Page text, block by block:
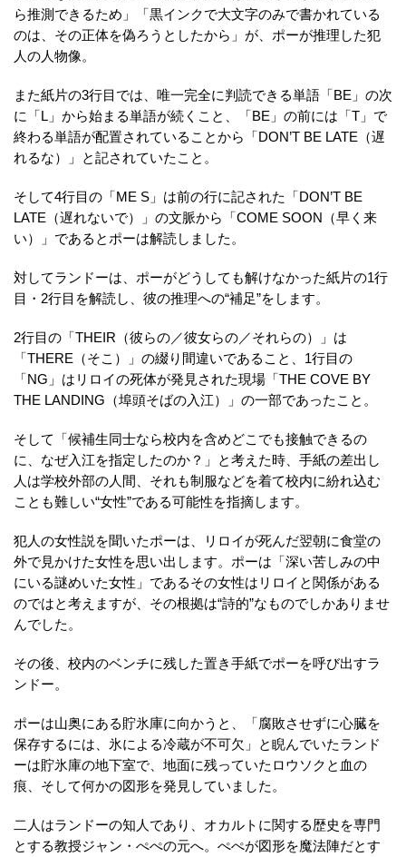
ら推測できるため」「黒インクで大文字のみで書かれている
のは、その正体を偽ろうとしたから」が、ポーが推理した犯
人の人物像。
また紙片の3行目では、唯一完全に判読できる単語「BE」の次
に「L」から始まる単語が続くこと、「BE」の前には「T」で
終わる単語が配置されていることから「DON’T BE LATE（遅
れるな）」と記されていたこと。
そして4行目の「ME S」は前の行に記された「DON’T BE
LATE（遅れないで）」の文脈から「COME SOON（早く来
い）」であるとポーは解読しました。
対してランドーは、ポーがどうしても解けなかった紙片の1行
目・2行目を解読し、彼の推理への“補足”をします。
2行目の「THEIR（彼らの／彼女らの／それらの）」は
「THERE（そこ）」の綴り間違いであること、1行目の
「NG」はリロイの死体が発見された現場「THE COVE BY
THE LANDING（埠頭そばの入江）」の一部であったこと。
そして「候補生同士なら校内を含めどこでも接触できるの
に、なぜ入江を指定したのか？」と考えた時、手紙の差出し
人は学校外部の人間、それも制服などを着て校内に紛れ込む
ことも難しい“女性”である可能性を指摘します。
犯人の女性説を聞いたポーは、リロイが死んだ翌朝に食堂の
外で見かけた女性を思い出します。ポーは「深い苦しみの中
にいる謎めいた女性」であるその女性はリロイと関係がある
のではと考えますが、その根拠は“詩的”なものでしかありませ
んでした。
その後、校内のベンチに残した置き手紙でポーを呼び出すラ
ンドー。
ポーは山奥にある貯氷庫に向かうと、「腐敗させずに心臓を
保存するには、氷による冷蔵が不可欠」と睨んでいたランド
ーは貯氷庫の地下室で、地面に残っていたロウソクと血の
痕、そして何かの図形を発見していました。
二人はランドーの知人であり、オカルトに関する歴史を専門
とする教授ジャン・ぺぺの元へ。ぺぺが図形を魔法陣だとす